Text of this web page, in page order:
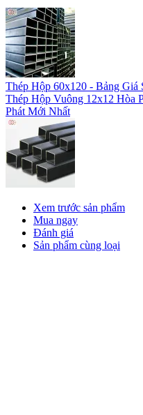
Thép Hộp 60x120 - Bảng Giá
Thép Hộp Vuông 12x12 Hòa
Phát Mới Nhất
Xem trước sản phẩm
Mua ngay
Đánh giá
Sản phẩm cùng loại